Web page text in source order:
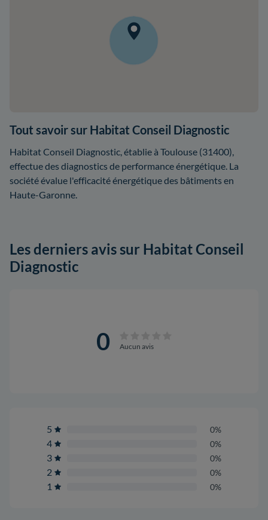
Tout savoir sur Habitat Conseil Diagnostic
Habitat Conseil Diagnostic, établie à Toulouse (31400),
effectue des diagnostics de performance énergétique. La
société évalue l'efficacité énergétique des bâtiments en
Haute-Garonne.
Les derniers avis sur Habitat Conseil
Diagnostic
0 Aucun avis
5 0%
4 0%
3 0%
2 0%
1 0%